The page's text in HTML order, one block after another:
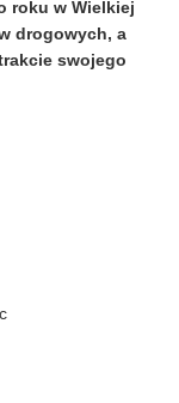
roku w Wielkiej
drogowych, a
swojego